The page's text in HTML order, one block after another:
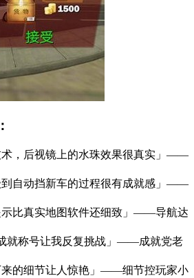
术，后视镜上的水珠效果很真实」——
到自动挡新车的过程很有成就感」——
示比真实地图软件还细致」——导航达
成就称号让我反复挑战」——成就党老
来的细节让人惊艳」——细节控玩家小